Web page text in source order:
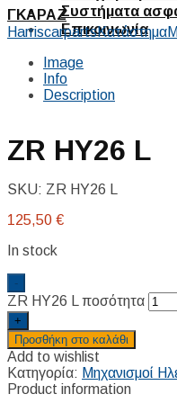
Συστήματα
Επικοινωνία
ΓΚΑΡΑΖ
HarriscarpartsΚατάστημα
Image
Info
Description
ZR HY26 L
SKU: ZR HY26 L
125,50 €
In stock
-
ZR HY26 L ποσότητα
+
Προσθήκη στο καλάθι
Add to wishlist
Κατηγορία: Μηχανισμοί
Product information